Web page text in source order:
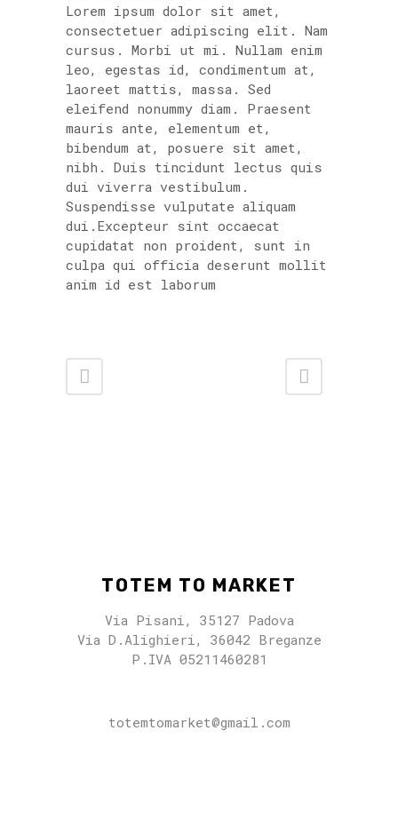
Lorem ipsum dolor sit amet,
consectetuer adipiscing elit. Nam
cursus. Morbi ut mi. Nullam enim
leo, egestas id, condimentum at,
laoreet mattis, massa. Sed
eleifend nonummy diam. Praesent
mauris ante, elementum et,
bibendum at, posuere sit amet,
nibh. Duis tincidunt lectus quis
dui viverra vestibulum.
Suspendisse vulputate aliquam
dui.Excepteur sint occaecat
cupidatat non proident, sunt in
culpa qui officia deserunt mollit
anim id est laborum
TOTEM TO MARKET
Via Pisani, 35127 Padova
Via D.Alighieri, 36042 Breganze
P.IVA 05211460281
totemtomarket@gmail.com